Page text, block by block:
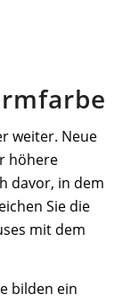
weiter. Neue
höhere
davor, in dem
Sie die
mit dem
bilden ein